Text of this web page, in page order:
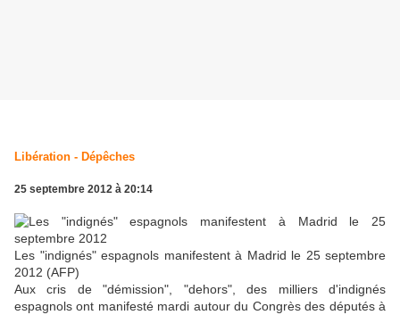
Libération - Dépêches
25 septembre 2012 à 20:14
Les "indignés" espagnols manifestent à Madrid le 25 septembre
2012 (AFP)
Aux cris de "démission", "dehors", des milliers d'indignés
espagnols ont manifesté mardi autour du Congrès des députés à